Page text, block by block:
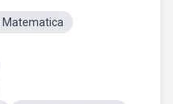
Matematica